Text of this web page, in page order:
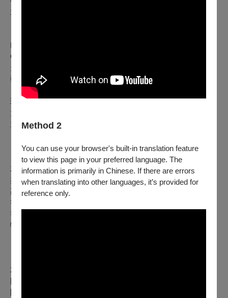
Method 2
You can use your browser's built-in translation feature
to view this page in your preferred language. The
information is primarily in Chinese. If there are errors
when translating into other languages, it’s provided for
reference only.
並擔任講師。
P.I.Tchaikovsky (Finale from symphony no.5 in c minor)
G.Gershwin(Piano Concerto in F)等，並由國內知名管樂團如
天使之翼交響管樂團、高雄市管樂團、雅頌合奏團、國立臺北
藝術大學音樂系管樂團等發表演出，廣受好評。
現為金頌铜管樂團、雅頌合奏團、旭曲交響管樂團、國立政治
大學管樂團、國立中興大學管樂團及多所國中小管樂團指揮，
並時常受邀擔任國內各級管樂團客席指揮。
【學生指揮】孟慶佳
就讀國立中興大學會計學系二年級，國小開始接觸小號，曾參
與大湖國小管樂團、麗山國中管絃樂團、勝利交響樂團、松山
高中管樂團等。小號師事江帛軒、古嘉訢、陳建安、陳昱伶
等。於109學年度全國學生音樂比賽榮獲小號獨奏國中B組優
等第四名、多次獲得全國學生音樂比賽管樂合奏/管弦樂合奏
特優。現為中興大學管樂團學生指揮。
2004
國小時加入秀山國小管樂團學習豎笛，同時加入台北青年管樂